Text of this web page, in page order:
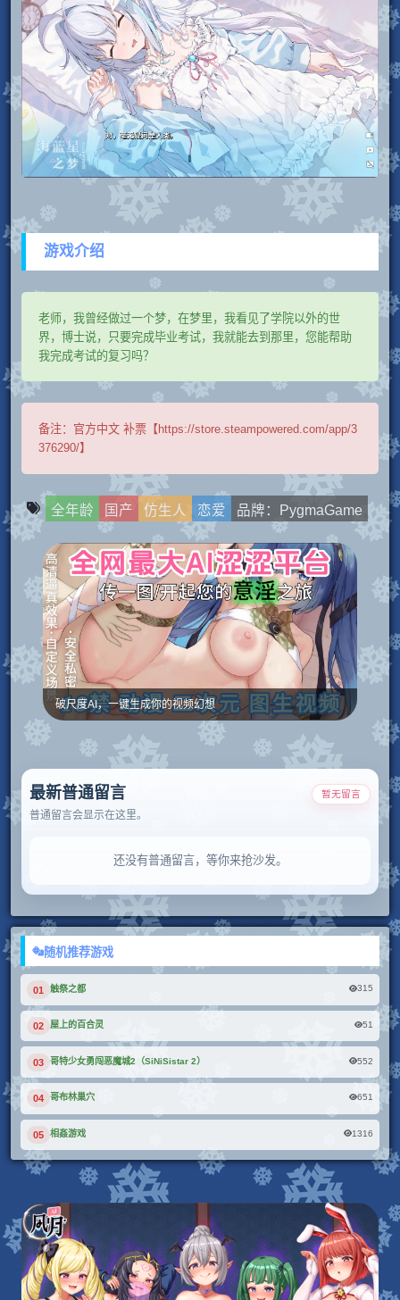
游戏介绍
老师，我曾经做过一个梦，在梦里，我看见了学院以外的世
界，博士说，只要完成毕业考试，我就能去到那里，您能帮助
我完成考试的复习吗？
备注： 官方中文 补票【https://store.steampowered.com/app/3
376290/】
全年龄 国产 仿生人 恋爱 品牌：PygmaGame
破尺度AI，一键生成你的视频幻想
最新普通留言
普通留言会显示在这里。
暂无留言
还没有普通留言，等你来抢沙发。
随机推荐游戏
01 触祭之都 315
02 屋上的百合灵 51
03 哥特少女勇闯恶魔城2（SiNiSistar 2） 552
04 哥布林巢穴 651
05 相姦游戏 1316